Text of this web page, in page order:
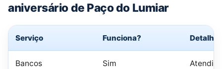
aniversário de Paço do Lumiar
Serviço Funciona? Detalhe
Bancos Sim